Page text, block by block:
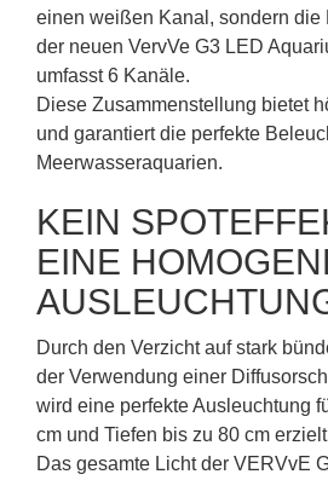
einen weißen Kanal, sondern die
der neuen VervVe G3 LED
umfasst 6 Kanäle.
Diese Zusammenstellung bietet
und garantiert die perfekte
Meerwasseraquarien.
KEIN
EINE
Durch den Verzicht auf stark
der Verwendung einer
wird eine perfekte Ausleuchtung
cm und Tiefen bis zu 80 cm
Das gesamte Licht der VERVvE